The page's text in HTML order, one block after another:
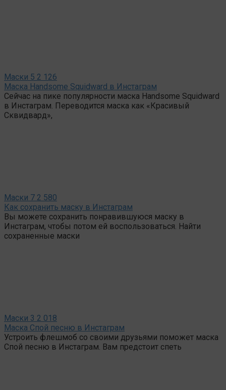
Маски 5 2 126
Маска Handsome Squidward в Инстаграм
Сейчас на пике популярности маска Handsome Squidward
в Инстаграм. Переводится маска как «Красивый
Сквидвард»,
Маски 7 2 580
Как сохранить маску в Инстаграм
Вы можете сохранить понравившуюся маску в
Инстаграм, чтобы потом ей воспользоваться. Найти
сохраненные маски
Маски 3 2 018
Маска Спой песню в Инстаграм
Устроить флешмоб со своими друзьями поможет маска
Спой песню в Инстаграм. Вам предстоит спеть